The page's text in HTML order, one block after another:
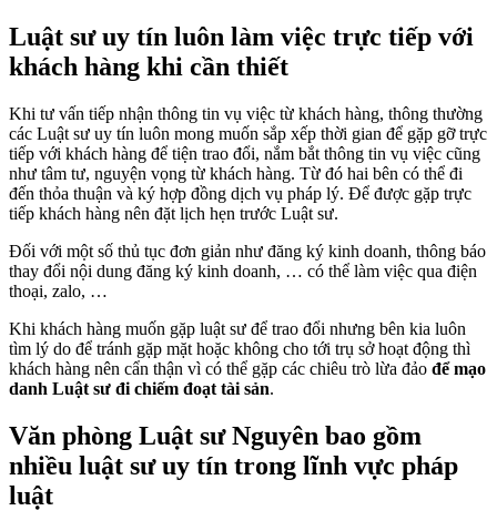
Luật sư uy tín luôn làm việc trực tiếp với
khách hàng khi cần thiết
Khi tư vấn tiếp nhận thông tin vụ việc từ khách hàng, thông thường
các Luật sư uy tín luôn mong muốn sắp xếp thời gian để gặp gỡ trực
tiếp với khách hàng để tiện trao đổi, nắm bắt thông tin vụ việc cũng
như tâm tư, nguyện vọng từ khách hàng. Từ đó hai bên có thể đi
đến thỏa thuận và ký hợp đồng dịch vụ pháp lý. Để được gặp trực
tiếp khách hàng nên đặt lịch hẹn trước Luật sư.
Đối với một số thủ tục đơn giản như đăng ký kinh doanh, thông báo
thay đổi nội dung đăng ký kinh doanh, … có thể làm việc qua điện
thoại, zalo, …
Khi khách hàng muốn gặp luật sư để trao đổi nhưng bên kia luôn
tìm lý do để tránh gặp mặt hoặc không cho tới trụ sở hoạt động thì
khách hàng nên cẩn thận vì có thể gặp các chiêu trò lừa đảo để mạo
danh Luật sư đi chiếm đoạt tài sản.
Văn phòng Luật sư Nguyên bao gồm
nhiều luật sư uy tín trong lĩnh vực pháp
luật